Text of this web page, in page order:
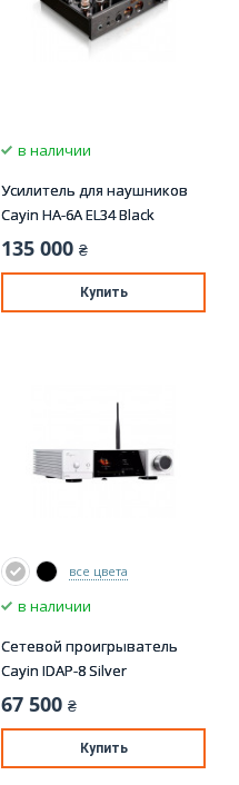
в наличии
Усилитель для наушников
Cayin HA-6A EL34 Black
135 000 ₴
Купить
все цвета
в наличии
Сетевой проигрыватель
Cayin IDAP-8 Silver
67 500 ₴
Купить